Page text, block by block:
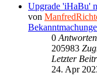
Upgrade 'iHaBu'
von
0 Antworten
205983
Letzter
24. Apr